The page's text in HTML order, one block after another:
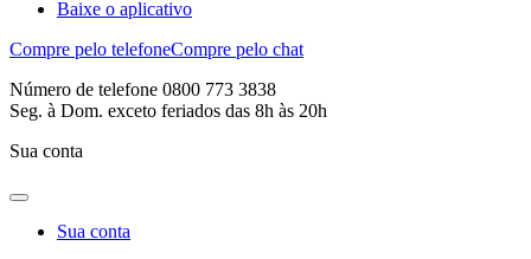
Baixe o aplicativo
Compre pelo telefoneCompre pelo chat
Número de telefone 0800 773 3838
Seg. à Dom. exceto feriados das 8h às 20h
Sua conta
Sua conta